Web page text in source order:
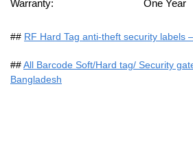
Warranty:
One Year
## RF Hard Tag anti-theft security labels
##All Barcode Soft/Hard tag/ Security
Bangladesh